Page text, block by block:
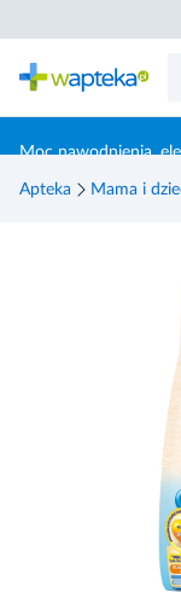
Moc nawodnienia,
Apteka Mama i